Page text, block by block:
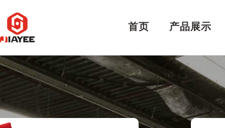
首页 产品展示